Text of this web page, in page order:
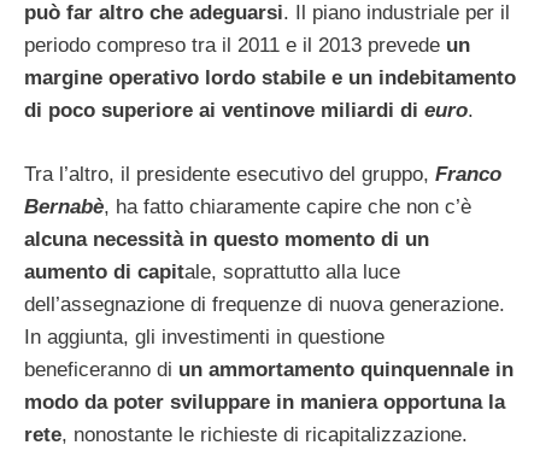
può far altro che adeguarsi. Il piano industriale per il
periodo compreso tra il 2011 e il 2013 prevede un
margine operativo lordo stabile e un indebitamento
di poco superiore ai ventinove miliardi di euro.
Tra l’altro, il presidente esecutivo del gruppo, Franco
Bernabè, ha fatto chiaramente capire che non c’è
alcuna necessità in questo momento di un
aumento di capitale, soprattutto alla luce
dell’assegnazione di frequenze di nuova generazione.
In aggiunta, gli investimenti in questione
beneficeranno di un ammortamento quinquennale in
modo da poter sviluppare in maniera opportuna la
rete, nonostante le richieste di ricapitalizzazione.